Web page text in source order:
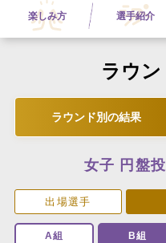
楽しみ方 選手紹介
ラウ
ラウンド別の結果
女子 円盤
出場選手
A組 B組